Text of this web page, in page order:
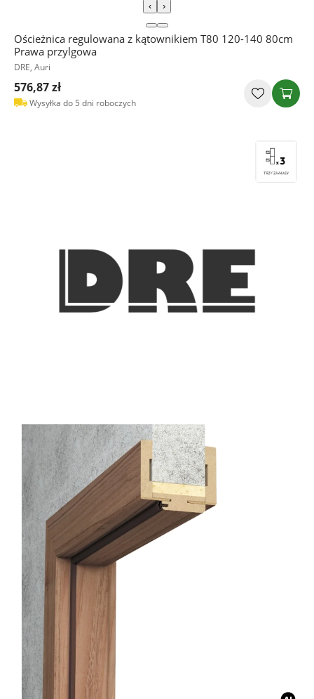
‹ ›
Ościeżnica regulowana z kątownikiem T80 120-140 80cm
Prawa przylgowa
DRE, Auri
576,87 zł
Wysyłka do 5 dni roboczych